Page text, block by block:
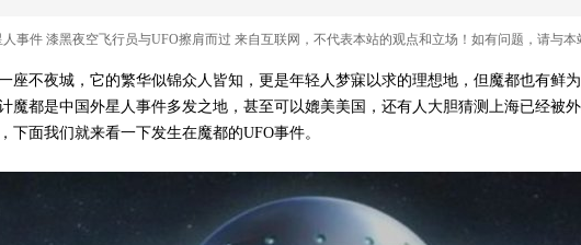
事件 漆黑夜空飞行员与UFO擦肩而过 来自互联网，不代表本站的观点和立场！如有问题，请与本
座不夜城，它的繁华似锦众人皆知，更是年轻人梦寐以求的理想地，但魔都也有鲜
魔都是中国外星人事件多发之地，甚至可以媲美美国，还有人大胆猜测上海已经被
下面我们就来看一下发生在魔都的UFO事件。